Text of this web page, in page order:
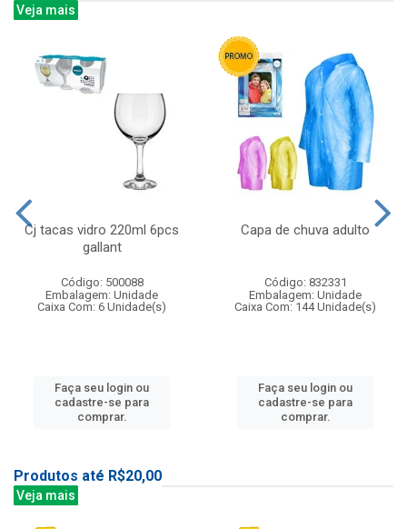
Veja mais
Cj tacas vidro 220ml 6pcs
gallant
Código: 500088
Embalagem: Unidade
Caixa Com: 6 Unidade(s)
Faça seu login ou
cadastre-se para
comprar.
Capa de chuva adulto
Código: 832331
Embalagem: Unidade
Caixa Com: 144 Unidade(s)
Faça seu login ou
cadastre-se para
comprar.
Produtos até R$20,00
Veja mais